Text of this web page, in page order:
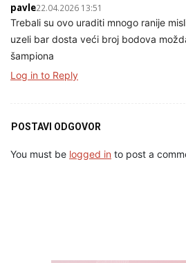
pavle22.04.2026 13:51
Trebali su ovo uraditi mnogo ranije
uzeli bar dosta veći broj bodova
šampiona
Log in to Reply
POSTAVI ODGOVOR
You must be logged in to post a